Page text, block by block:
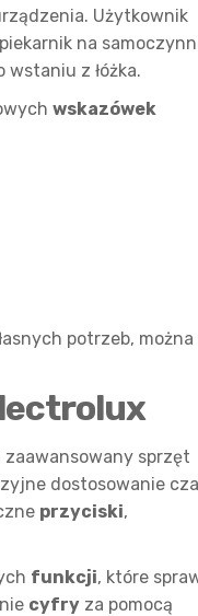
Użytkownik
na
z łóżka.
wskazówek
potrzeb, można
zaawansowany sprzęt
dostosowanie
przyciski,
funkcji, które
cyfry za pomocą